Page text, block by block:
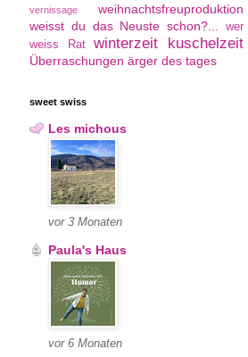
vernissage
weihnachtsfreuproduktion
weisst du das Neuste schon?...
wer
weiss Rat
winterzeit kuschelzeit
Überraschungen ärger des tages
sweet swiss
Les michous
vor 3 Monaten
Paula's Haus
vor 6 Monaten